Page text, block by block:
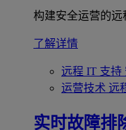
构建安全运营的远
了解详情
远程 IT 支持
运营技术 远
实时故障排